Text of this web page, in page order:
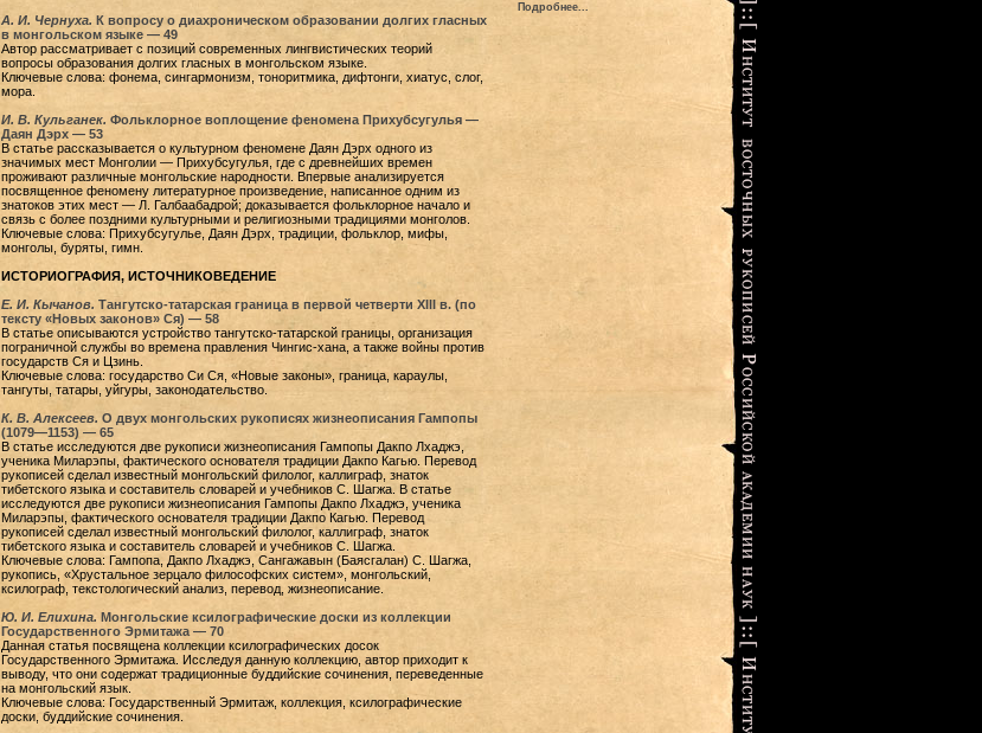
А. И. Чернуха. К вопросу о диахроническом образовании долгих гласных
в монгольском языке — 49
Автор рассматривает с позиций современных лингвистических теорий
вопросы образования долгих гласных в монгольском языке.
Ключевые слова: фонема, сингармонизм, тоноритмика, дифтонги, хиатус, слог,
мора.
И. В. Кульганек. Фольклорное воплощение феномена Прихубсугулья —
Даян Дэрх — 53
В статье рассказывается о культурном феномене Даян Дэрх одного из
значимых мест Монголии — Прихубсугулья, где с древнейших времен
проживают различные монгольские народности. Впервые анализируется
посвященное феномену литературное произведение, написанное одним из
знатоков этих мест — Л. Галбаабадрой; доказывается фольклорное начало и
связь с более поздними культурными и религиозными традициями монголов.
Ключевые слова: Прихубсугулье, Даян Дэрх, традиции, фольклор, мифы,
монголы, буряты, гимн.
ИСТОРИОГРАФИЯ, ИСТОЧНИКОВЕДЕНИЕ
Е. И. Кычанов. Тангутско-татарская граница в первой четверти ХIII в. (по
тексту «Новых законов» Ся) — 58
В статье описываются устройство тангутско-татарской границы, организация
пограничной службы во времена правления Чингис-хана, а также войны против
государств Ся и Цзинь.
Ключевые слова: государство Си Ся, «Новые законы», граница, караулы,
тангуты, татары, уйгуры, законодательство.
К. В. Алексеев. О двух монгольских рукописях жизнеописания Гампопы
(1079—1153) — 65
В статье исследуются две рукописи жизнеописания Гампопы Дакпо Лхаджэ,
ученика Миларэпы, фактического основателя традиции Дакпо Кагью. Перевод
рукописей сделал известный монгольский филолог, каллиграф, знаток
тибетского языка и составитель словарей и учебников С. Шагжа. В статье
исследуются две рукописи жизнеописания Гампопы Дакпо Лхаджэ, ученика
Миларэпы, фактического основателя традиции Дакпо Кагью. Перевод
рукописей сделал известный монгольский филолог, каллиграф, знаток
тибетского языка и составитель словарей и учебников С. Шагжа.
Ключевые слова: Гампопа, Дакпо Лхаджэ, Сангажавын (Баясгалан) С. Шагжа,
рукопись, «Хрустальное зерцало философских систем», монгольский,
ксилограф, текстологический анализ, перевод, жизнеописание.
Ю. И. Елихина. Монгольские ксилографические доски из коллекции
Государственного Эрмитажа — 70
Данная статья посвящена коллекции ксилографических досок
Государственного Эрмитажа. Исследуя данную коллекцию, автор приходит к
выводу, что они содержат традиционные буддийские сочинения, переведенные
на монгольский язык.
Ключевые слова: Государственный Эрмитаж, коллекция, ксилографические
доски, буддийские сочинения.
Подробнее...